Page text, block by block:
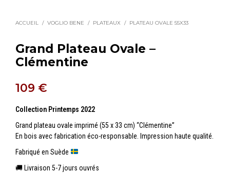
ACCUEIL / VOGLIO BENE / PLATEAUX / PLATEAU OVALE 55X33
Grand Plateau Ovale –
Clémentine
109 €
Collection Printemps 2022
Grand plateau ovale imprimé (55 x 33 cm) “Clémentine”
En bois avec fabrication éco-responsable. Impression haute qualité.
Fabriqué en Suède
🚚 Livraison 5-7 jours ouvrés